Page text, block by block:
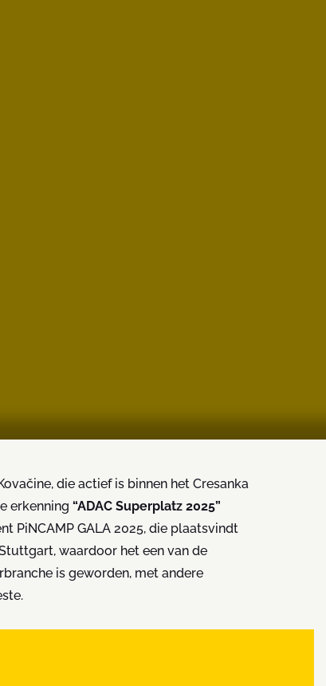
die actief is binnen het Cresanka
erkenning“ADAC Superplatz 2025”
PiNCAMP GALA 2025, die plaatsvindt
waardoor het een van de
is geworden, met andere